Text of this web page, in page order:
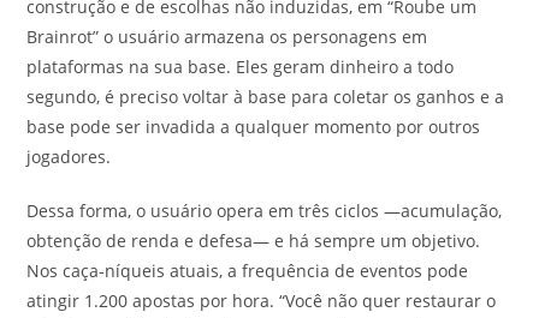
construção e de escolhas não induzidas, em “Roube um
Brainrot” o usuário armazena os personagens em
plataformas na sua base. Eles geram dinheiro a todo
segundo, é preciso voltar à base para coletar os ganhos e a
base pode ser invadida a qualquer momento por outros
jogadores.
Dessa forma, o usuário opera em três ciclos —acumulação,
obtenção de renda e defesa— e há sempre um objetivo.
Nos caça-níqueis atuais, a frequência de eventos pode
atingir 1.200 apostas por hora. “Você não quer restaurar o